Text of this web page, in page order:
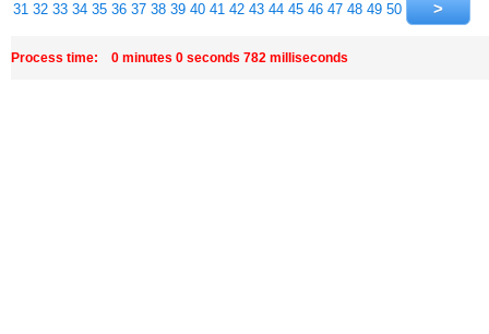
31 32 33 34 35 36 37 38 39 40 41 42 43 44 45 46 47 48 49 50
Process time: 0 minutes 0 seconds 782 milliseconds